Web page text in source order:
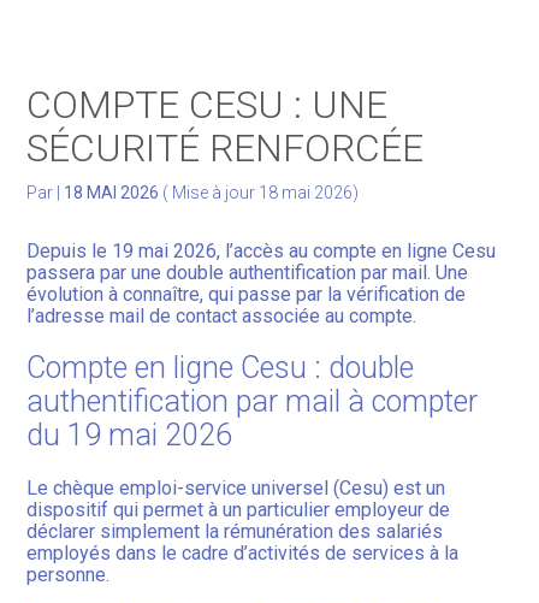
Développer votre activité
Gérer votre patrimoine
Facturation Électronique
COMPTE CESU : UNE
SÉCURITÉ RENFORCÉE
Par 18 MAI 2026 ( Mise à jour 18 mai 2026)
Depuis le 19 mai 2026, l’accès au compte en ligne Cesu
passera par une double authentification par mail. Une
évolution à connaître, qui passe par la vérification de
l’adresse mail de contact associée au compte.
Compte en ligne Cesu : double
authentification par mail à compter
du 19 mai 2026
Le chèque emploi-service universel (Cesu) est un
dispositif qui permet à un particulier employeur de
déclarer simplement la rémunération des salariés
employés dans le cadre d’activités de services à la
personne.